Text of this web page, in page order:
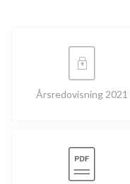
Årsredovisning 2021